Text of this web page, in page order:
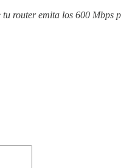
tu router emita los 600 Mbps